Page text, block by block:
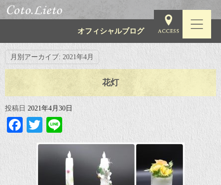
オフィシャルブログ
月別アーカイブ: 2021年4月
花灯
投稿日 2021年4月30日
Facebook
Twitter
Line